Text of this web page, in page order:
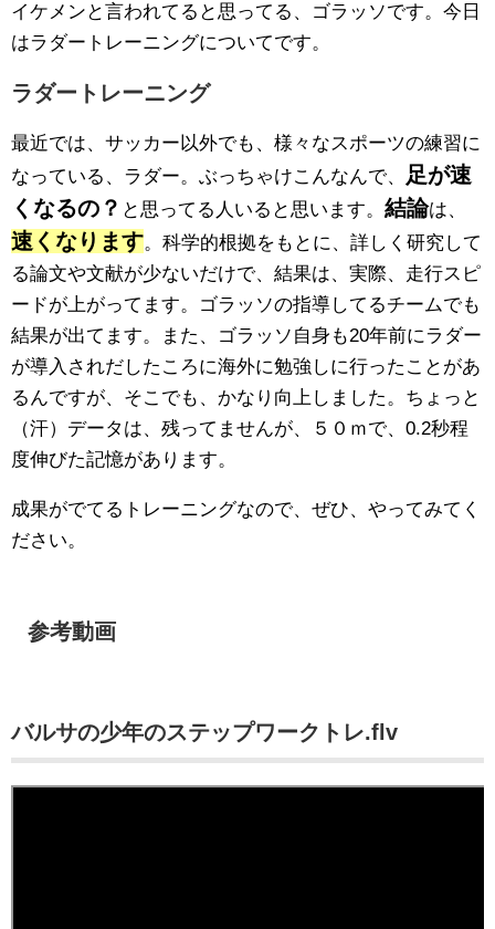
イケメンと言われてると思ってる、ゴラッソです。今日
はラダートレーニングについてです。
ラダートレーニング
最近では、サッカー以外でも、様々なスポーツの練習に
なっている、ラダー。ぶっちゃけこんなんで、
足が速
くなるの？ と思ってる人いると思います。 結論は、
速くなります。科学的根拠をもとに、詳しく研究して
る論文や文献が少ないだけで、結果は、実際、走行スピ
ードが上がってます。ゴラッソの指導してるチームでも
結果が出てます。また、ゴラッソ自身も20年前にラダー
が導入されだしたころに海外に勉強しに行ったことがあ
るんですが、そこでも、かなり向上しました。ちょっと
（汗）データは、残ってませんが、５０ｍで、0.2秒程
度伸びた記憶があります。
成果がでてるトレーニングなので、ぜひ、やってみてく
ださい。
参考動画
バルサの少年のステップワークトレ.flv